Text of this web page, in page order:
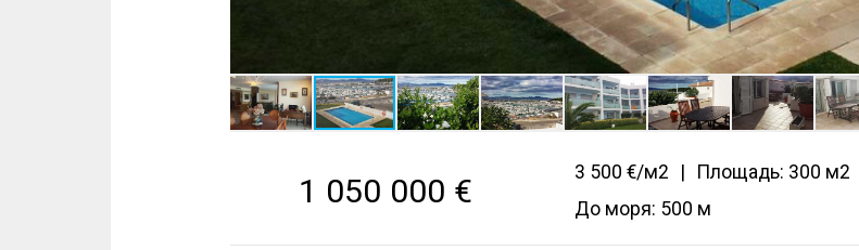
1 050 000 € 3 500 €/м2 Площадь: 300 м2
До моря: 500 м